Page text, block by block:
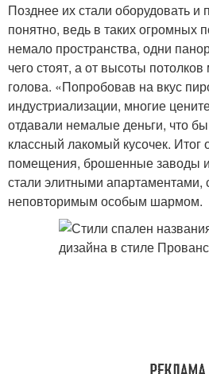
Позднее их стали оборудовать
понятно, ведь в таких
немало пространства, одни
чего стоят, а от высоты
голова. «Попробовав на вкус
индустриализации, многие
отдавали немалые деньги, что
классный лакомый кусочек. Итог
помещения, брошенные заводы
стали элитными апартаментами,
неповторимым особым шармом.